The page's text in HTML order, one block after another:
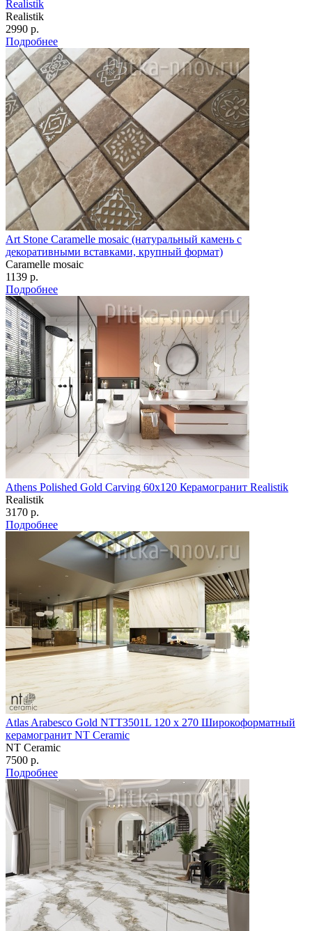
Realistik
Realistik
2990 р.
Подробнее
Art Stone Caramelle mosaic (натуральный камень с
декоративными вставками, крупный формат)
Caramelle mosaic
1139 р.
Подробнее
Athens Polished Gold Carving 60x120 Керамогранит Realistik
Realistik
3170 р.
Подробнее
Atlas Arabesco Gold NTT3501L 120 х 270 Широкоформатный
керамогранит NT Ceramic
NT Ceramic
7500 р.
Подробнее